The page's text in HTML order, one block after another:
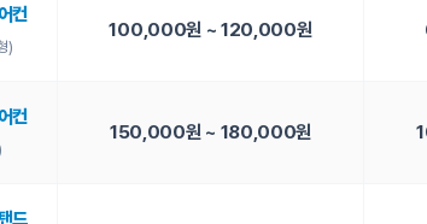
컨
)
100,000원 ~ 120,000원
컨
150,000원 ~ 180,000원
드